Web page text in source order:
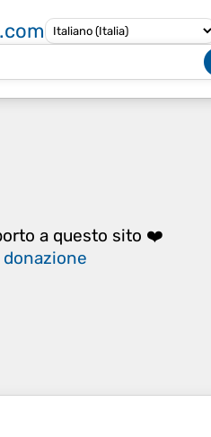
a questo sito ❤️
donazione